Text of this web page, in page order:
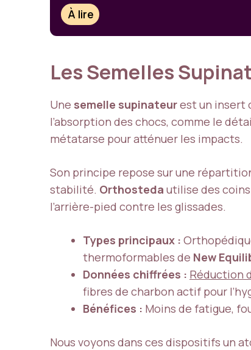
À lire
Les Semelles
Une semelle supinateurest un insert
l’absorption des chocs, comme le
métatarse pour atténuer les impacts.
Son principe repose sur une
stabilité. Orthosteda utilise des
l’arrière-pied contre les glissades.
Types principaux :
thermoformables de New
Données chiffrées : Réduction
fibres de charbon actif pour
Bénéfices : Moins de fatigue,
Nous voyons dans ces dispositifs un